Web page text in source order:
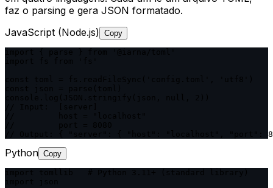
faz o parsing e gera JSON formatado.
JavaScript (Node.js) Copy
// Output: { "server": { "host": "localhost", "port":
Python Copy